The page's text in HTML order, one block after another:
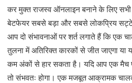
कर मुक्त राजस्व ऑनलाइन बनाने के लिए सभी
बेटफेयर सबसे बड़ा और सबसे लोकप्रिय
आप दो संभावनाओं पर शर्त लगाते हैं कि एक
तुलना में अतिरिक्त कारकों से जीत जाएगा या
कम अंकों से हार सकता है। यदि आप एक मैच
तो संभवतः होगा। एक मजबूत आक्रामक